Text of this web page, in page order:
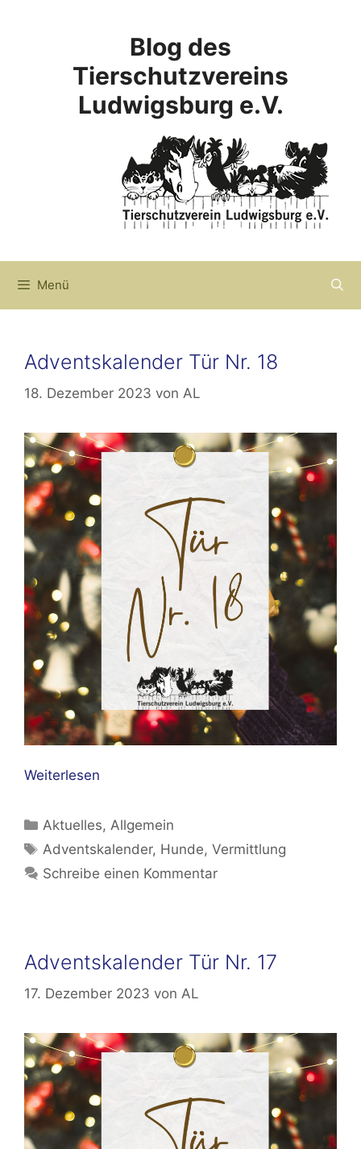
Blog des
Tierschutzvereins
Ludwigsburg e.V.
Menü
Adventskalender Tür Nr. 18
18. Dezember 2023 von AL
Weiterlesen
Kategorien
Aktuelles,Allgemein
Schlagwörter
Adventskalender, Hunde,Vermittlung
Schreibe einen Kommentar
Adventskalender Tür Nr. 17
17. Dezember 2023 von AL